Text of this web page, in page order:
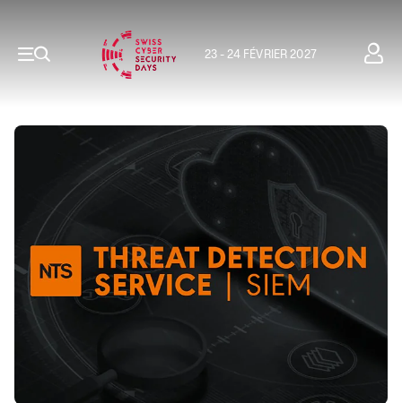
23 - 24 FÉVRIER 2027